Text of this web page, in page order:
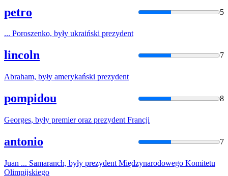
petro 5
... Poroszenko, były ukraiński prezydent
lincoln 7
Abraham, były amerykański prezydent
pompidou 8
Georges, były premier oraz prezydent Francji
antonio 7
Juan ... Samaranch, były prezydent Międzynarodowego Komitetu
Olimpijskiego